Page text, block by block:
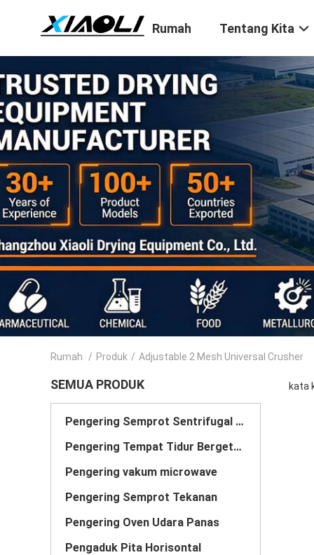
Rumah Tentang Kita
Rumah / Produk / Adjustable 2 Mesh Universal Crusher
SEMUA PRODUK
Pengering Semprot Sentrifugal Berkecepatan Tinggi
Pengering Tempat Tidur Bergetar Bergetar
Pengering vakum microwave
Pengering Semprot Tekanan
Pengering Oven Udara Panas
Pengaduk Pita Horisontal
kata